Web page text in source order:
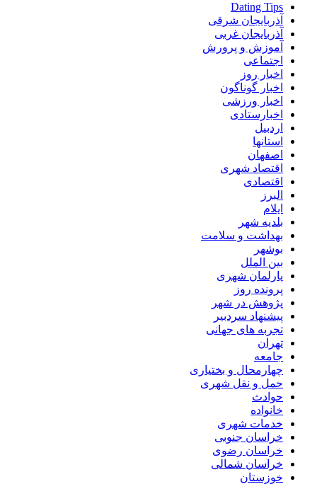
Dating Tips
آذربایجان شرقی
آذربایجان غربی
آموزش و پرورش
اجتماعی
اخبار روز
اخبار گوناگون
اخبار ورزشی
اخبارستادی
اردبیل
استانها
اصفهان
اقتصاد شهری
اقتصادی
البرز
ایلام
بلدیه شهر
بهداشت و سلامت
بوشهر
بین الملل
پارلمان شهری
پرونده روز
پژوهش در شهر
پیشنهاد سردبیر
تجربه های جهانی
تهران
جامعه
چهارمحال و بختیاری
حمل و نقل شهری
حوادث
خانواده
خدمات شهری
خراسان جنوبی
خراسان رضوی
خراسان شمالی
خوزستان